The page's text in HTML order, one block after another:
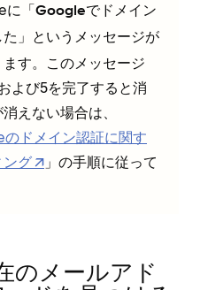
に「⁠Googleでドメイン
た ⁠」というメ⁠ッセ⁠ージが
す⁠。このメ⁠ッセ⁠ージ
よび5を完了すると消
えない場合は⁠、
ドメイン認証に関す
ング
⁠」の手順に従⁠って
のメ⁠ールアド